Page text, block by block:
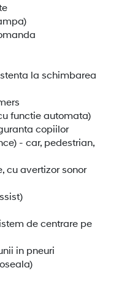
la schimbarea
functie automata)
copiilor
- car, pedestrian,
cu avertizor sonor
de centrare pe
in pneuri